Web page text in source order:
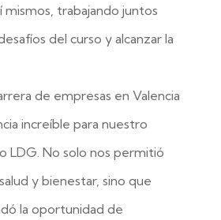
mismos, trabajando juntos
del curso y alcanzar la
de empresas en Valencia
increíble para nuestro
LDG. No solo nos permitió
y bienestar, sino que
la oportunidad de